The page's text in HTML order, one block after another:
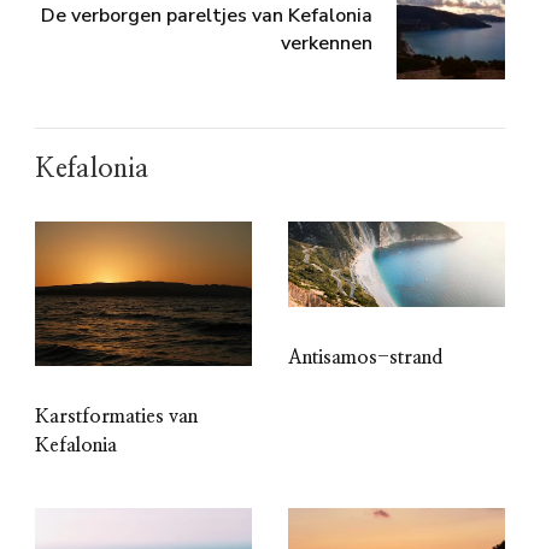
De verborgen pareltjes van Kefalonia
verkennen
Kefalonia
Karstformaties van
Kefalonia
Antisamos-strand